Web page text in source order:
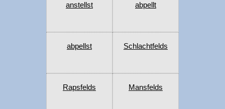
anstellst abpellt
abpellst Schlachtfelds
Rapsfelds Mansfelds